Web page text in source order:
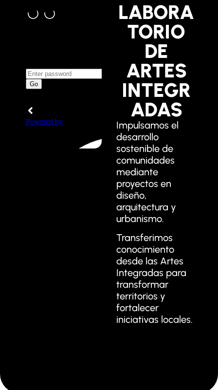
LABORA
TORIO
DE
ARTES
INTEGR
ADAS
Impulsamos el
desarrollo
sostenible de
comunidades
mediante
proyectos en
diseño,
arquitectura y
urbanismo.
Transferimos
conocimiento
desde las Artes
Integradas para
transformar
territorios y
fortalecer
iniciativas locales.